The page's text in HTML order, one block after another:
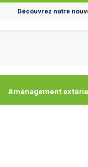
Découvrez notre
Aménagement